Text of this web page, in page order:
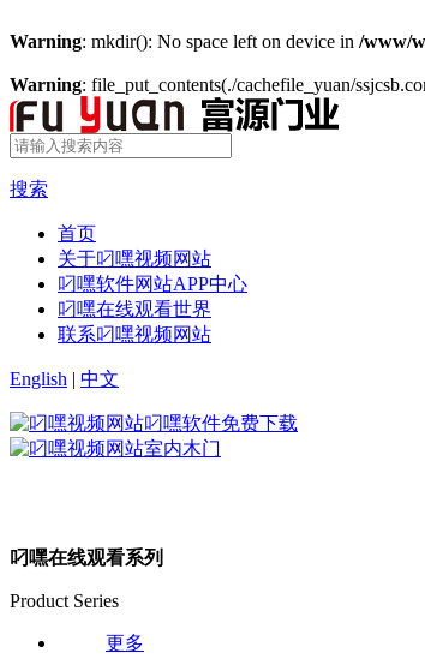
Warning: mkdir(): No space left on device in /www/
Warning: file_put_contents(./cachefile_yuan/
搜索
首页
关于叼嘿视频网站
叼嘿软件网站APP中心
叼嘿在线观看世界
联系叼嘿视频网站
English | 中文
叼嘿在线观看系列
Product Series
更多